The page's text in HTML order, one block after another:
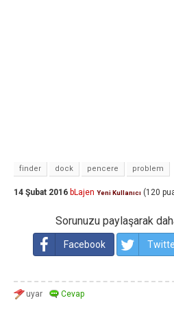
finder dock pencere problem
14 Şubat 2016 bLajen Yeni Kullanıcı (120
Sorunuzu paylaşarak
Facebook